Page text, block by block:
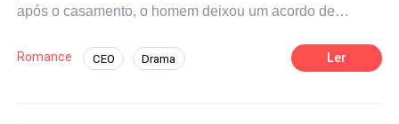
após o casamento, o homem deixou um acordo de
Camargo queria dar à sua amada um status
oficial.Enquanto para ele, ela era apenas um objeto
Romance CEO Drama Ler